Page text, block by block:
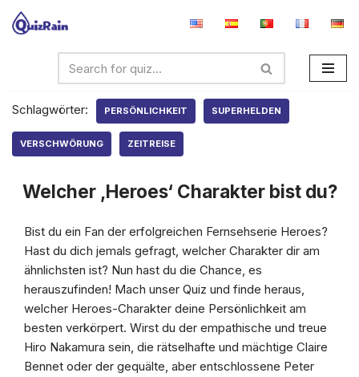
springen
Schlagwörter:
PERSÖNLICHKEIT SUPERHELDEN
VERSCHWÖRUNG ZEITREISE
Welcher ‚Heroes‘ Charakter bist du?
Bist du ein Fan der erfolgreichen Fernsehserie Heroes?
Hast du dich jemals gefragt, welcher Charakter dir am
ähnlichsten ist? Nun hast du die Chance, es
herauszufinden! Mach unser Quiz und finde heraus,
welcher Heroes-Charakter deine Persönlichkeit am
besten verkörpert. Wirst du der empathische und treue
Hiro Nakamura sein, die rätselhafte und mächtige Claire
Bennet oder der gequälte, aber entschlossene Peter